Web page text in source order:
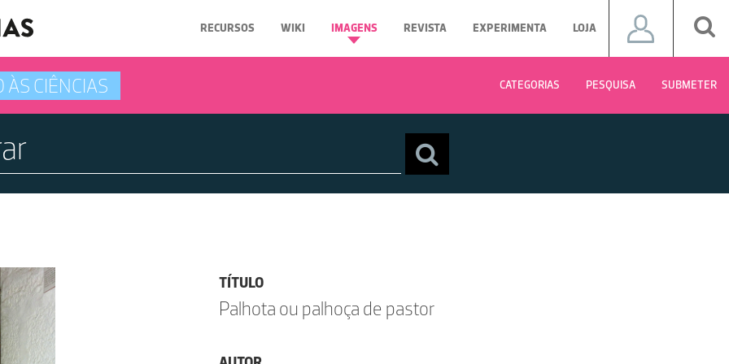
RECURSOS WIKI IMAGENS REVISTA EXPERIMENTA LOJA
ÀS CIÊNCIAS CATEGORIAS PESQUISA SUBMETER
TÍTULO
Palhota ou palhoça de pastor